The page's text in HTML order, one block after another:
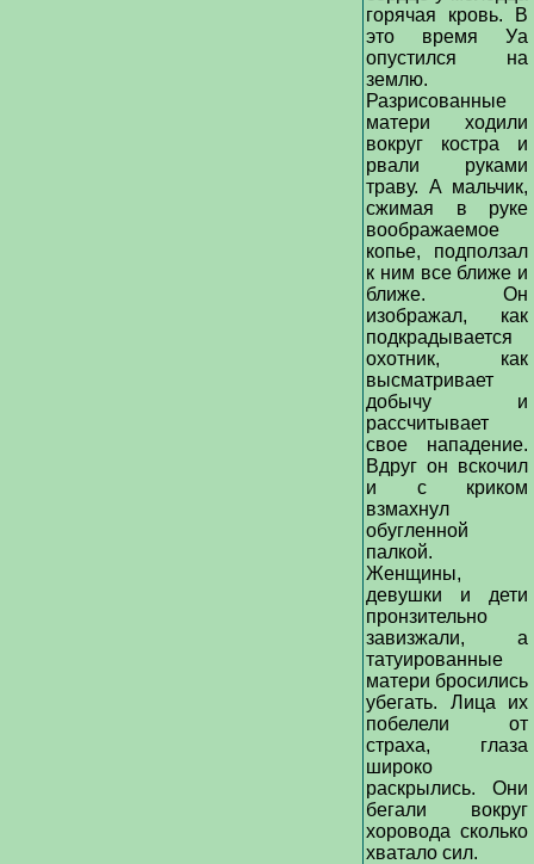
горячая кровь. В
это время Уа
опустился на
землю.
Разрисованные
матери ходили
вокруг костра и
рвали руками
траву. А мальчик,
сжимая в руке
воображаемое
копье, подползал
к ним все ближе и
ближе. Он
изображал, как
подкрадывается
охотник, как
высматривает
добычу и
рассчитывает
свое нападение.
Вдруг он вскочил
и с криком
взмахнул
обугленной
палкой.
Женщины,
девушки и дети
пронзительно
завизжали, а
татуированные
матери бросились
убегать. Лица их
побелели от
страха, глаза
широко
раскрылись. Они
бегали вокруг
хоровода сколько
хватало сил.